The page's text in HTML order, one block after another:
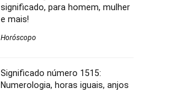
significado, para homem, mulher
e mais!
Horóscopo
Significado número 1515:
Numerologia, horas iguais, anjos